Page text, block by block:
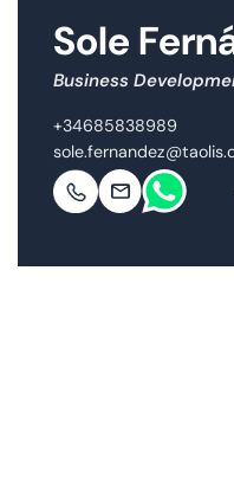
Sole
Business
+34685838989